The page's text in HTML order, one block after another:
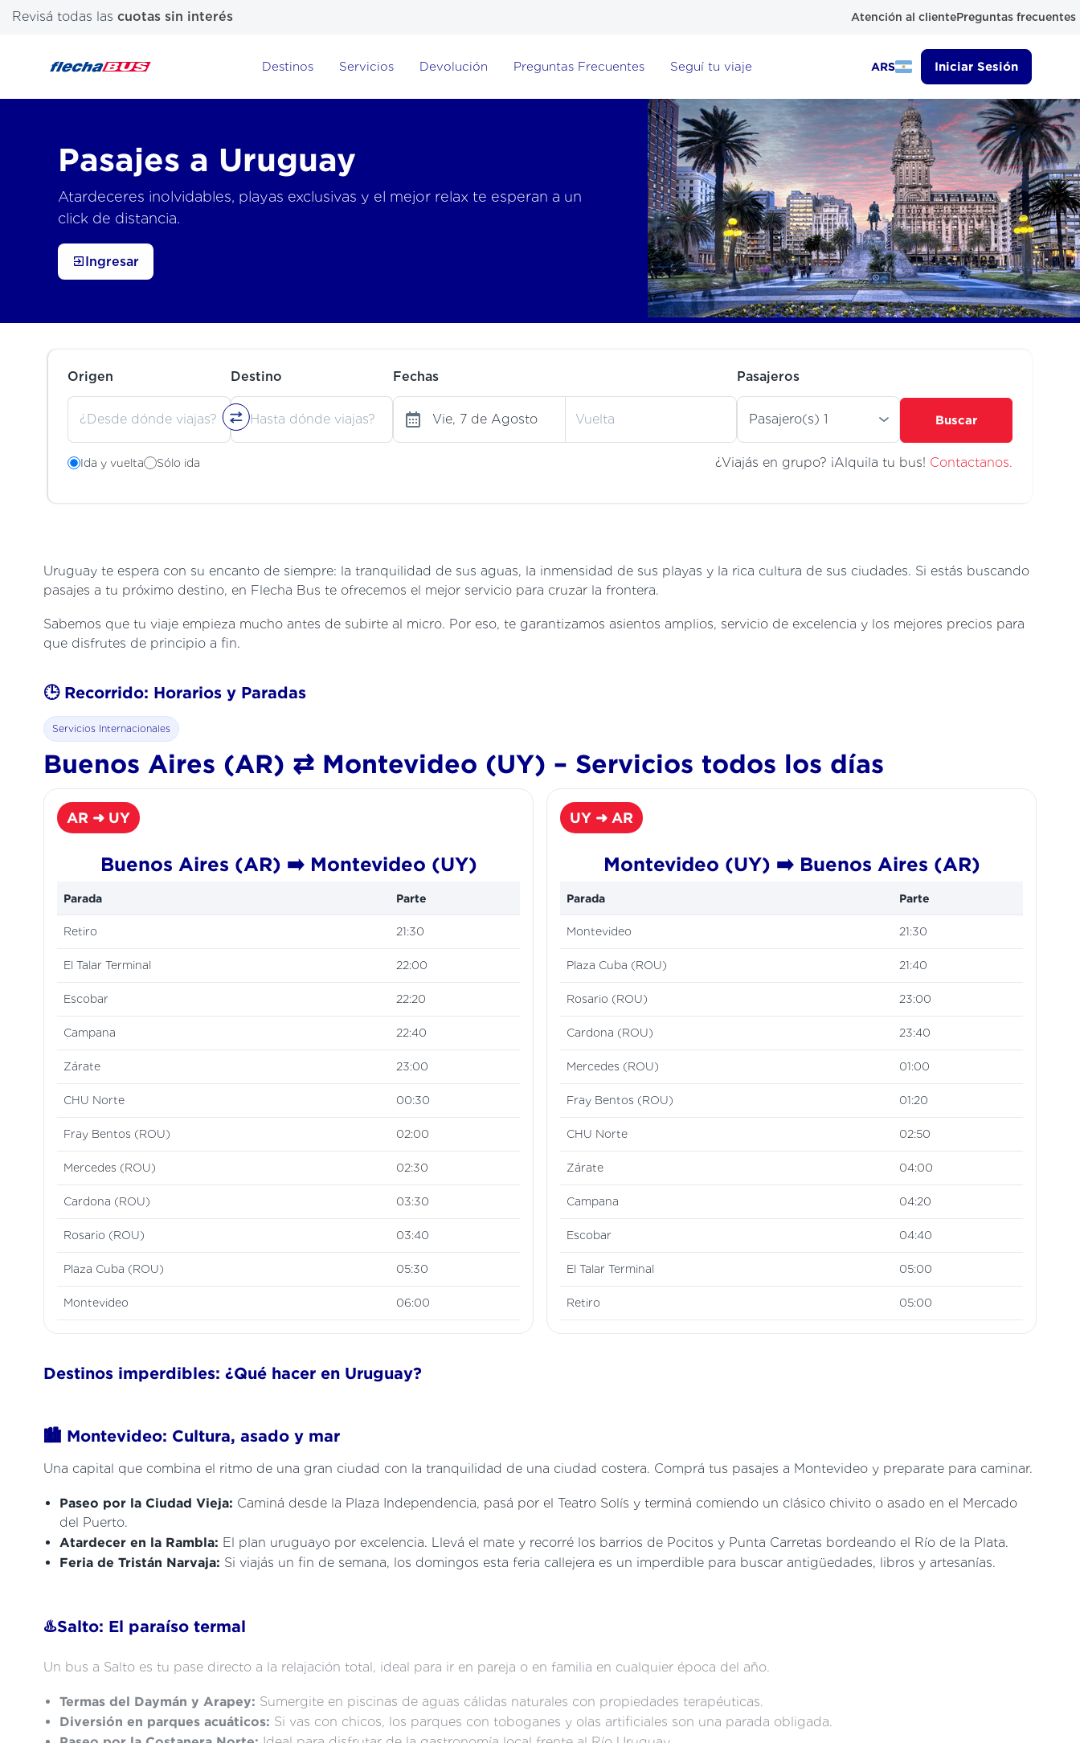
Revisá todas las cuotas sin interés Atención al clientePreguntas frecuentes
Destinos Servicios Devolución Preguntas Frecuentes Seguí tu viaje ARS Iniciar Sesión
Pasajes a Uruguay
Atardeceres inolvidables, playas exclusivas y el mejor relax te esperan a un
click de distancia.
Ingresar
Origen Destino Fechas Pasajeros
Buscar
Ida y vuelta Sólo ida ¿Viajás en grupo? ¡Alquila tu bus! Contactanos.
Uruguay te espera con su encanto de siempre: la tranquilidad de sus aguas, la inmensidad de sus playas y la rica cultura de sus ciudades. Si estás buscando
pasajes a tu próximo destino, en Flecha Bus te ofrecemos el mejor servicio para cruzar la frontera.
Sabemos que tu viaje empieza mucho antes de subirte al micro. Por eso, te garantizamos asientos amplios, servicio de excelencia y los mejores precios para
que disfrutes de principio a fin.
🕒 Recorrido: Horarios y Paradas
Servicios Internacionales
Buenos Aires (AR) ⇄ Montevideo (UY) – Servicios todos los días
AR ➜ UY
Buenos Aires (AR) ➡️ Montevideo (UY)
Parada Parte
Retiro 21:30
El Talar Terminal 22:00
Escobar 22:20
Campana 22:40
Zárate 23:00
CHU Norte 00:30
Fray Bentos (ROU) 02:00
Mercedes (ROU) 02:30
Cardona (ROU) 03:30
Rosario (ROU) 03:40
Plaza Cuba (ROU) 05:30
Montevideo 06:00
UY ➜ AR
Montevideo (UY) ➡️ Buenos Aires (AR)
Parada Parte
Montevideo 21:30
Plaza Cuba (ROU) 21:40
Rosario (ROU) 23:00
Cardona (ROU) 23:40
Mercedes (ROU) 01:00
Fray Bentos (ROU) 01:20
CHU Norte 02:50
Zárate 04:00
Campana 04:20
Escobar 04:40
El Talar Terminal 05:00
Retiro 05:00
Destinos imperdibles: ¿Qué hacer en Uruguay?
🏙️ Montevideo: Cultura, asado y mar
Una capital que combina el ritmo de una gran ciudad con la tranquilidad de una ciudad costera. Comprá tus pasajes a Montevideo y preparate para caminar.
Paseo por la Ciudad Vieja: Caminá desde la Plaza Independencia, pasá por el Teatro Solís y terminá comiendo un clásico chivito o asado en el Mercado
del Puerto.
Atardecer en la Rambla: El plan uruguayo por excelencia. Llevá el mate y recorré los barrios de Pocitos y Punta Carretas bordeando el Río de la Plata.
Feria de Tristán Narvaja: Si viajás un fin de semana, los domingos esta feria callejera es un imperdible para buscar antigüedades, libros y artesanías.
♨️Salto: El paraíso termal
Un bus a Salto es tu pase directo a la relajación total, ideal para ir en pareja o en familia en cualquier época del año.
Termas del Daymán y Arapey: Sumergite en piscinas de aguas cálidas naturales con propiedades terapéuticas.
Diversión en parques acuáticos: Si vas con chicos, los parques con toboganes y olas artificiales son una parada obligada.
Paseo por la Costanera Norte: Ideal para disfrutar de la gastronomía local frente al Río Uruguay.